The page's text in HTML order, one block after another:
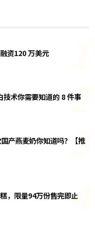
资120 万美元
术你需要知道的 8 件事
2
产燕麦奶你知道吗？【推
3
，限量94万份售完即止
4